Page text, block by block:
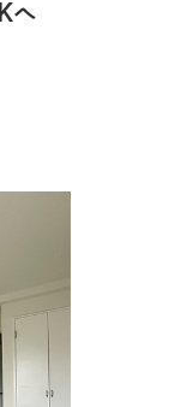
へ
件情